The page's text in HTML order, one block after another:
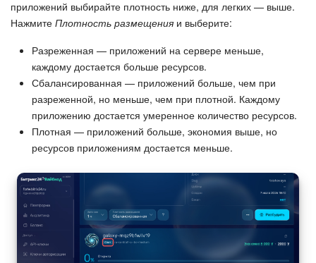
приложений выбирайте плотность ниже, для легких — выше.
Нажмите Плотность размещения и выберите:
Разреженная — приложений на сервере меньше,
каждому достается больше ресурсов.
Сбалансированная — приложений больше, чем при
разреженной, но меньше, чем при плотной. Каждому
приложению достается умеренное количество ресурсов.
Плотная — приложений больше, экономия выше, но
ресурсов приложениям достается меньше.